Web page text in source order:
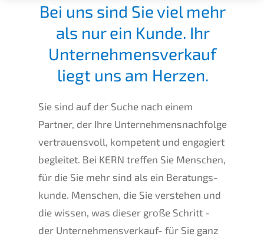
Bei uns sind Sie viel mehr
als nur ein Kunde. Ihr
Unter­nehmens­verkauf
liegt uns am Herzen.
Sie sind auf der Suche nach einem
Partner, der Ihre Unternehmens­nachfolge
vertrau­ens­voll, kompe­tent und engagiert
beglei­tet. Bei KERN treffen Sie Menschen,
für die Sie mehr sind als ein Beratungs­
kun­de. Menschen, die Sie verste­hen und
die wissen, was dieser große Schritt -
der Unter­nehmens­verkauf- für Sie ganz